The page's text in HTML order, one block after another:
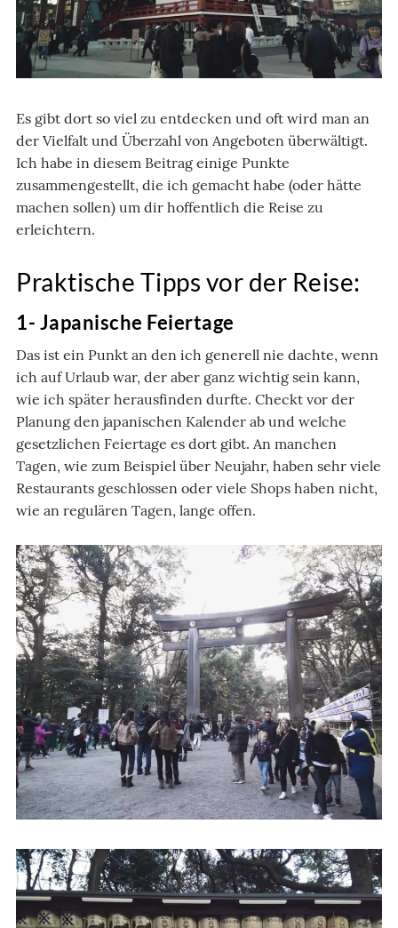
Es gibt dort so viel zu entdecken und oft wird man an
der Vielfalt und Überzahl von Angeboten überwältigt.
Ich habe in diesem Beitrag einige Punkte
zusammengestellt, die ich gemacht habe (oder hätte
machen sollen) um dir hoffentlich die Reise zu
erleichtern.
Praktische Tipps vor der Reise:
1- Japanische Feiertage
Das ist ein Punkt an den ich generell nie dachte, wenn
ich auf Urlaub war, der aber ganz wichtig sein kann,
wie ich später herausfinden durfte. Checkt vor der
Planung den japanischen Kalender ab und welche
gesetzlichen Feiertage es dort gibt. An manchen
Tagen, wie zum Beispiel über Neujahr, haben sehr viele
Restaurants geschlossen oder viele Shops haben nicht,
wie an regulären Tagen, lange offen.